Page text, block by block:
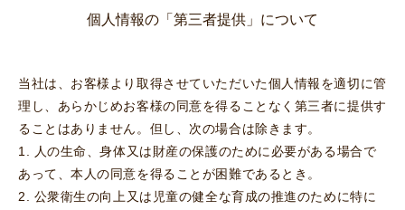
個人情報の「第三者提供」について
当社は、お客様より取得させていただいた個人情報を適切に管
理し、あらかじめお客様の同意を得ることなく第三者に提供す
ることはありません。但し、次の場合は除きます。
1. 人の生命、身体又は財産の保護のために必要がある場合で
あって、本人の同意を得ることが困難であるとき。
2. 公衆衛生の向上又は児童の健全な育成の推進のために特に